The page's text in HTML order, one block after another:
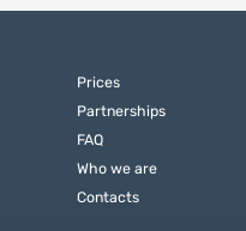
Prices
Partnerships
FAQ
Who we are
Contacts